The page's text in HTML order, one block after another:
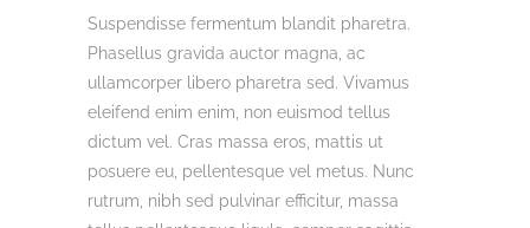
Suspendisse fermentum blandit pharetra.
Phasellus gravida auctor magna, ac
ullamcorper libero pharetra sed. Vivamus
eleifend enim enim, non euismod tellus
dictum vel. Cras massa eros, mattis ut
posuere eu, pellentesque vel metus. Nunc
rutrum, nibh sed pulvinar efficitur, massa